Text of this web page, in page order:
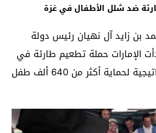
ضد شلل الأطفال في غزة
بن زايد آل نهيان رئيس دولة
الإمارات حملة تطعيم طارئة في
قطاع غزة، في خطوة استراتيجية لحماية أكثر من 640 ألف طفل